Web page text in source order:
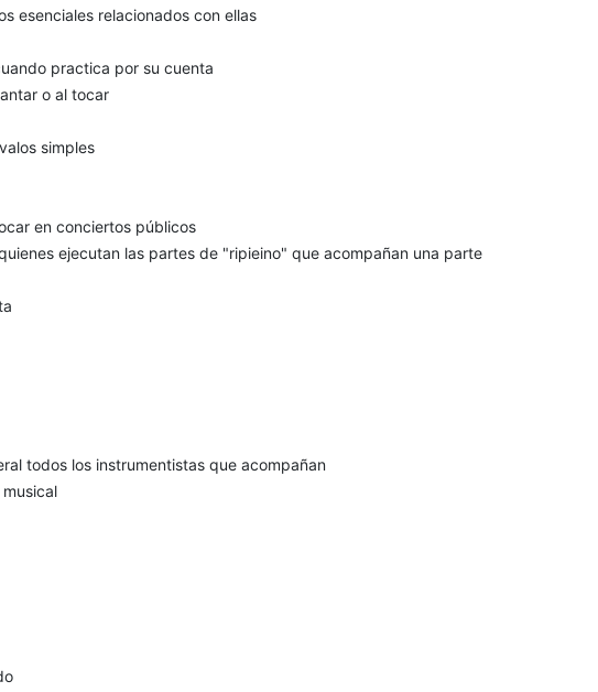
esenciales relacionados con ellas
practica por su cuenta
o al tocar
simples
en conciertos públicos
ejecutan las partes de "ripieino" que acompañan una parte
todos los instrumentistas que acompañan